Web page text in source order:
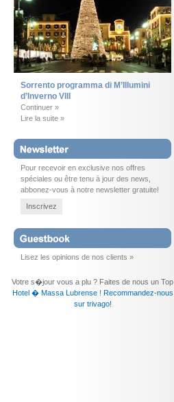
Sorrento programma di M’Illumini
d’Inverno VIII
Continuer »
Lire la suite »
Pour recevoir en exclusive nos offres
spéciales ou être tenu à jour des news,
abbonez-vous à notre newsletter gratuite!
Inscrivez
Lisez les opinions de nos clients »
Votre s�jour vous a plu ? Faites de nous un Top
Hotel � Massa Lubrense! Recommandez-nous
sur trivago!